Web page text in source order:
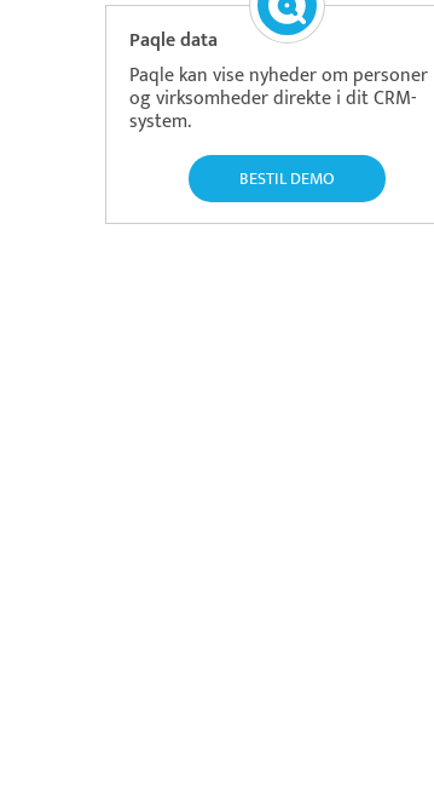
Paqle data
Paqle kan vise nyheder om personer
og virksomheder direkte i dit CRM-
system.
BESTIL DEMO